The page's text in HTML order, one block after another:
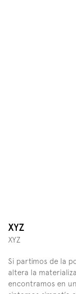
XYZ
XYZ
Si partimos de la
altera la
encontramos en